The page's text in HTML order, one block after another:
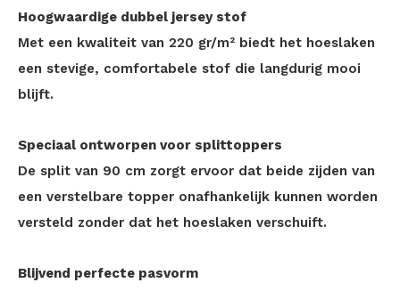
Hoogwaardige dubbel jersey stof
Met een kwaliteit van 220 gr/m² biedt het hoeslaken
een stevige, comfortabele stof die langdurig mooi
blijft.
Speciaal ontworpen voor splittoppers
De split van 90 cm zorgt ervoor dat beide zijden van
een verstelbare topper onafhankelijk kunnen worden
versteld zonder dat het hoeslaken verschuift.
Blijvend perfecte pasvorm